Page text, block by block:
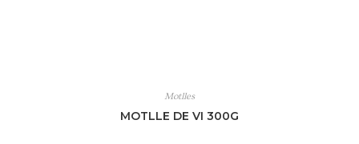
Motlles
MOTLLE DE VI 300G